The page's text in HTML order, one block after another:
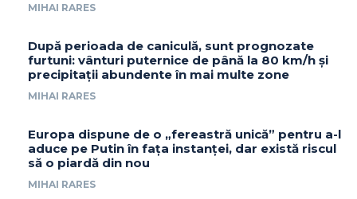
MIHAI RARES
După perioada de caniculă, sunt prognozate
furtuni: vânturi puternice de până la 80 km/h și
precipitații abundente în mai multe zone
MIHAI RARES
Europa dispune de o „fereastră unică” pentru a-l
aduce pe Putin în fața instanței, dar există riscul
să o piardă din nou
MIHAI RARES